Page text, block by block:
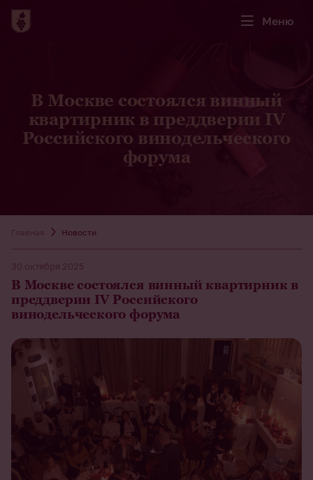
Меню
В Москве состоялся винный
квартирник в преддверии IV
Российского винодельческого
форума
Главная Новости
30 октября 2025
В Москве состоялся винный квартирник в
преддверии IV Российского
винодельческого форума